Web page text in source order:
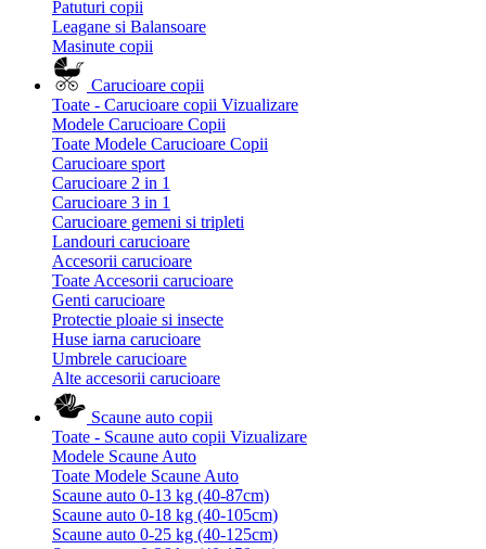
Patuturi copii
Leagane si Balansoare
Masinute copii
Carucioare copii
Toate - Carucioare copii Vizualizare
Modele Carucioare Copii
Toate Modele Carucioare Copii
Carucioare sport
Carucioare 2 in 1
Carucioare 3 in 1
Carucioare gemeni si tripleti
Landouri carucioare
Accesorii carucioare
Toate Accesorii carucioare
Genti carucioare
Protectie ploaie si insecte
Huse iarna carucioare
Umbrele carucioare
Alte accesorii carucioare
Scaune auto copii
Toate - Scaune auto copii Vizualizare
Modele Scaune Auto
Toate Modele Scaune Auto
Scaune auto 0-13 kg (40-87cm)
Scaune auto 0-18 kg (40-105cm)
Scaune auto 0-25 kg (40-125cm)